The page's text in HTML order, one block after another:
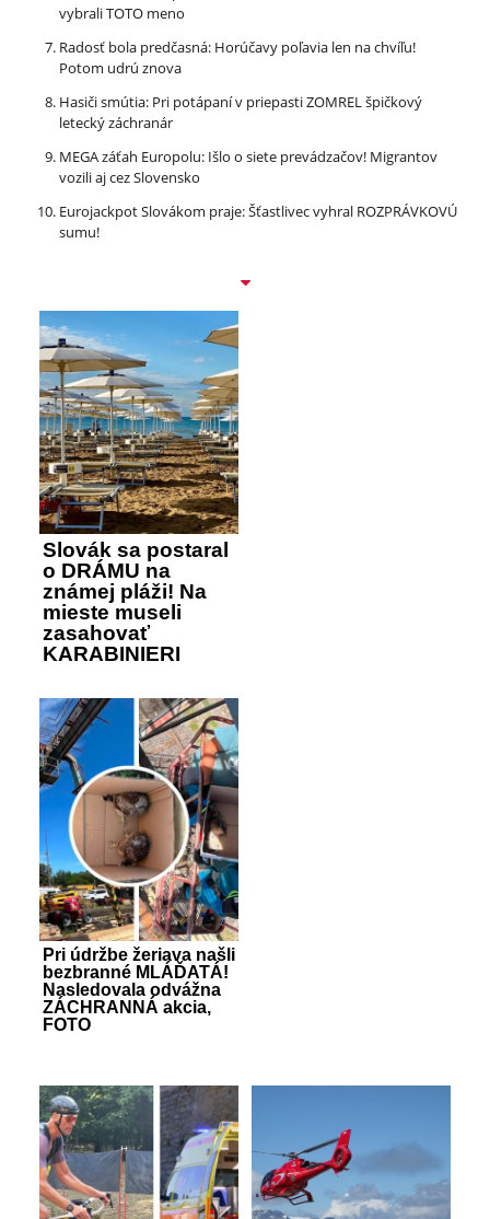
vybrali TOTO meno
Radosť bola predčasná: Horúčavy poľavia len na chvíľu!
Potom udrú znova
Hasiči smútia: Pri potápaní v priepasti ZOMREL špičkový
letecký záchranár
MEGA záťah Europolu: Išlo o siete prevádzačov! Migrantov
vozili aj cez Slovensko
Eurojackpot Slovákom praje: Šťastlivec vyhral ROZPRÁVKOVÚ
sumu!
Slovák sa postaral
o DRÁMU na
známej pláži! Na
mieste museli
zasahovať
KARABINIERI
Pri údržbe žeriava našli
bezbranné MLÁĎATÁ!
Nasledovala odvážna
ZÁCHRANNÁ akcia,
FOTO